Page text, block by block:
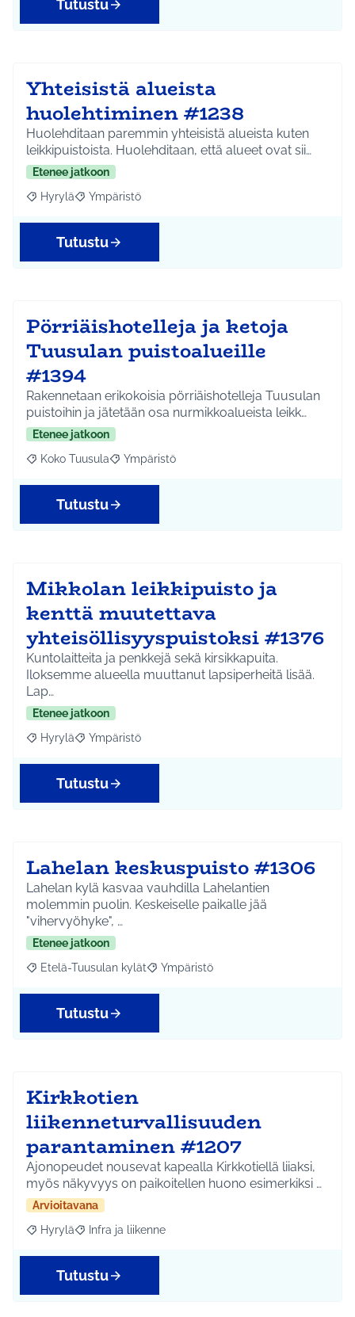
Tutustu
Yhteisistä alueista
huolehtiminen #1238
Huolehditaan paremmin yhteisistä alueista kuten
leikkipuistoista. Huolehditaan, että alueet ovat sii…
Etenee jatkoon
Rajaa tulokset aihepiirin mukaan: Hyrylä
Hyrylä Rajaa tulokset teeman mukaan: Ympäristö
Ympäristö
Tutustu
Pörriäishotelleja ja ketoja
Tuusulan puistoalueille
#1394
Rakennetaan erikokoisia pörriäishotelleja Tuusulan
puistoihin ja jätetään osa nurmikkoalueista leikk…
Etenee jatkoon
Rajaa tulokset aihepiirin mukaan: Koko Tuusula
Koko Tuusula Rajaa tulokset teeman mukaan: Ympäristö
Ympäristö
Tutustu
Mikkolan leikkipuisto ja
kenttä muutettava
yhteisöllisyyspuistoksi #1376
Kuntolaitteita ja penkkejä sekä kirsikkapuita.
Iloksemme alueella muuttanut lapsiperheitä lisää.
Lap…
Etenee jatkoon
Rajaa tulokset aihepiirin mukaan: Hyrylä
Hyrylä Rajaa tulokset teeman mukaan: Ympäristö
Ympäristö
Tutustu
Lahelan keskuspuisto #1306
Lahelan kylä kasvaa vauhdilla Lahelantien
molemmin puolin. Keskeiselle paikalle jää
"vihervyöhyke", …
Etenee jatkoon
Rajaa tulokset aihepiirin mukaan: Etelä-Tuusulan kylät
Etelä-Tuusulan kylät Rajaa tulokset teeman mukaan:
Ympäristö
Tutustu
Kirkkotien
liikenneturvallisuuden
parantaminen #1207
Ajonopeudet nousevat kapealla Kirkkotiellä liiaksi,
myös näkyvyys on paikoitellen huono esimerkiksi …
Arvioitavana
Rajaa tulokset aihepiirin mukaan: Hyrylä
Hyrylä Rajaa tulokset teeman mukaan: Infra ja liikenne
Infra ja liikenne
Tutustu